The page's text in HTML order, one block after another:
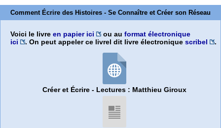
Comment Écrire des Histoires - Se Connaître et Créer son Réseau
Voici le livre en papier ici ou au format électronique
ici
. On peut appeler ce livrel dit livre électronique scribel .
Créer et Écrire - Lectures : Matthieu Giroux